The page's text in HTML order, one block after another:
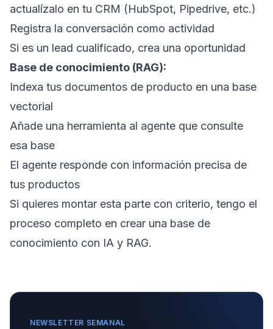
actualízalo en tu CRM (HubSpot, Pipedrive, etc.)
Registra la conversación como actividad
Si es un lead cualificado, crea una oportunidad
Base de conocimiento (RAG):
Indexa tus documentos de producto en una base
vectorial
Añade una herramienta al agente que consulte
esa base
El agente responde con información precisa de
tus productos
Si quieres montar esta parte con criterio, tengo el
proceso completo en crear una base de
conocimiento con IA y RAG.
NEWSLETTER SEMANAL